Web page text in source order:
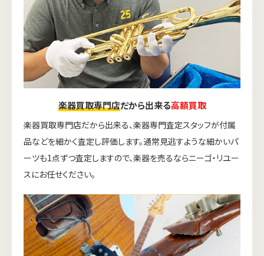
楽器買取専門店だから出来る高額買取
楽器買取専門店だから出来る、楽器専門査定スタッフが付属
品などを細かく査定し評価します。通常見逃すような細かいパ
ーツも1点ずつ査定しますので、楽器を売るならニーゴ・リユー
スにお任せください。